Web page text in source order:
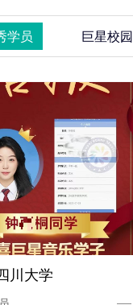
学员 巨星校园
川大学